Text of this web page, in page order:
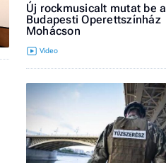
Új rockmusicalt mutat be a
Budapesti Operettszínház
Mohácson